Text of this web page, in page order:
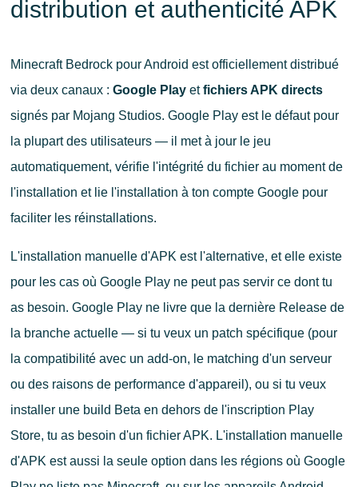
distribution et authenticité APK
Minecraft Bedrock pour Android est officiellement distribué
via deux canaux : Google Playetfichiers APK directs
signés par Mojang Studios. Google Play est le défaut pour
la plupart des utilisateurs — il met à jour le jeu
automatiquement, vérifie l'intégrité du fichier au moment de
l'installation et lie l'installation à ton compte Google pour
faciliter les réinstallations.
L'installation manuelle d'APK est l'alternative, et elle existe
pour les cas où Google Play ne peut pas servir ce dont tu
as besoin. Google Play ne livre que la dernière Release de
la branche actuelle — si tu veux un patch spécifique (pour
la compatibilité avec un add-on, le matching d'un serveur
ou des raisons de performance d'appareil), ou si tu veux
installer une build Beta en dehors de l'inscription Play
Store, tu as besoin d'un fichier APK. L'installation manuelle
d'APK est aussi la seule option dans les régions où Google